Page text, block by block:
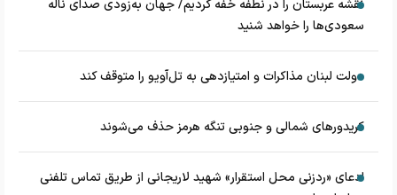
نقشه عربستان را در نطفه خفه کردیم/ جهان به‌زودی صدای ناله
سعودی‌ها را خواهد شنید
دولت لبنان مذاکرات و امتیازدهی به تل‌آویو را متوقف کند
کریدورهای شمالی و جنوبی تنگه هرمز حذف می‌شوند
ادعای «ردزنی محل استقرار» شهید لاریجانی از طریق تماس تلفنی